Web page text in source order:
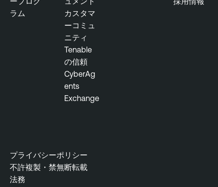
O
n
e
V
ラム
カスタマ
ーコミュ
ニティ
Tenable
の信頼
CyberAg
ents
Exchange
プライバシーポリシー
不許複製・禁無断転載
法務